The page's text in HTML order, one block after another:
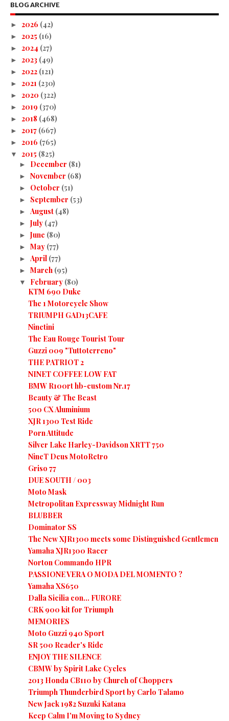
BLOG ARCHIVE
► 2026 (42)
► 2025 (16)
► 2024 (27)
► 2023 (49)
► 2022 (121)
► 2021 (230)
► 2020 (322)
► 2019 (370)
► 2018 (468)
► 2017 (667)
► 2016 (765)
▼ 2015 (825)
► December (81)
► November (68)
► October (51)
► September (53)
► August (48)
► July (47)
► June (80)
► May (77)
► April (77)
► March (95)
▼ February (80)
KTM 690 Duke
The 1 Motorcycle Show
TRIUMPH GAD13CAFE
Ninetini
The Eau Rouge Tourist Tour
Guzzi 009 "Tuttoterreno"
THE PATRIOT 2
NINET COFFEE LOW FAT
BMW R100rt hb-custom Nr.17
Beauty & The Beast
500 CX Aluminium
XJR 1300 Test Ride
Porn Attitude
Silver Lake Harley-Davidson XRTT 750
NineT Deus MotoRetro
Griso 77
DUE SOUTH / 003
Moto Mask
Metropolitan Expressway Midnight Run
BLUBBER
Dominator SS
The New XJR1300 meets some Distinguished Gentlemen
Yamaha XJR‬1300 ‪Racer‬
Norton Commando HPR
PASSIONE VERA O MODA DEL MOMENTO ?
Yamaha XS650
Dalla Sicilia con... FURORE
CRK 900 kit for Triumph
MEMORIES
Moto Guzzi 940 Sport
SR 500 Reader's Ride
ENJOY THE SILENCE
CBMW by Spirit Lake Cycles
2013 Honda CB110 by Church of Choppers
Triumph Thunderbird Sport by Carlo Talamo
New Jack 1982 Suzuki Katana
Keep Calm I'm Moving to Sydney